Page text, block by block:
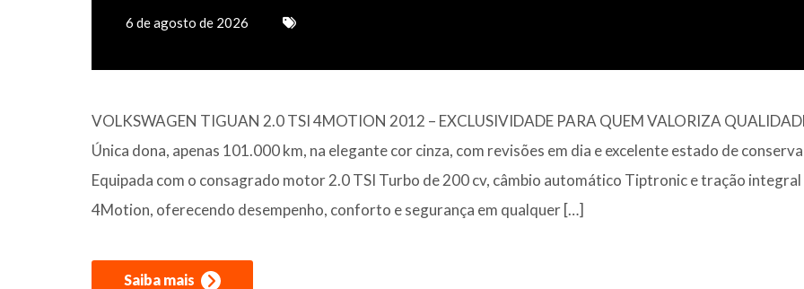
6 de agosto de 2026
VOLKSWAGEN TIGUAN 2.0 TSI 4MOTION 2012 – EXCLUSIVIDADE PARA QUEM VALORIZA
Única dona, apenas 101.000 km, na elegante cor cinza, com revisões em dia e excelente estado de
Equipada com o consagrado motor 2.0 TSI Turbo de 200 cv, câmbio automático Tiptronic e tração integral
4Motion, oferecendo desempenho, conforto e segurança em qualquer […]
Saiba mais